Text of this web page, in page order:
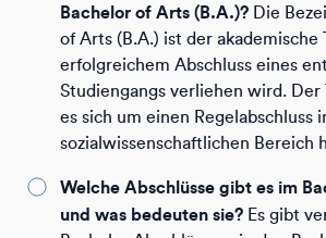
Bachelor of Arts (B.A.)? Die
of Arts (B.A.) ist der akademische
erfolgreichem Abschluss eines
Studiengangs verliehen wird. Der
es sich um einen Regelabschluss
sozialwissenschaftlichen Bereich
Welche Abschlüsse gibt es im
und was bedeuten sie? Es gibt